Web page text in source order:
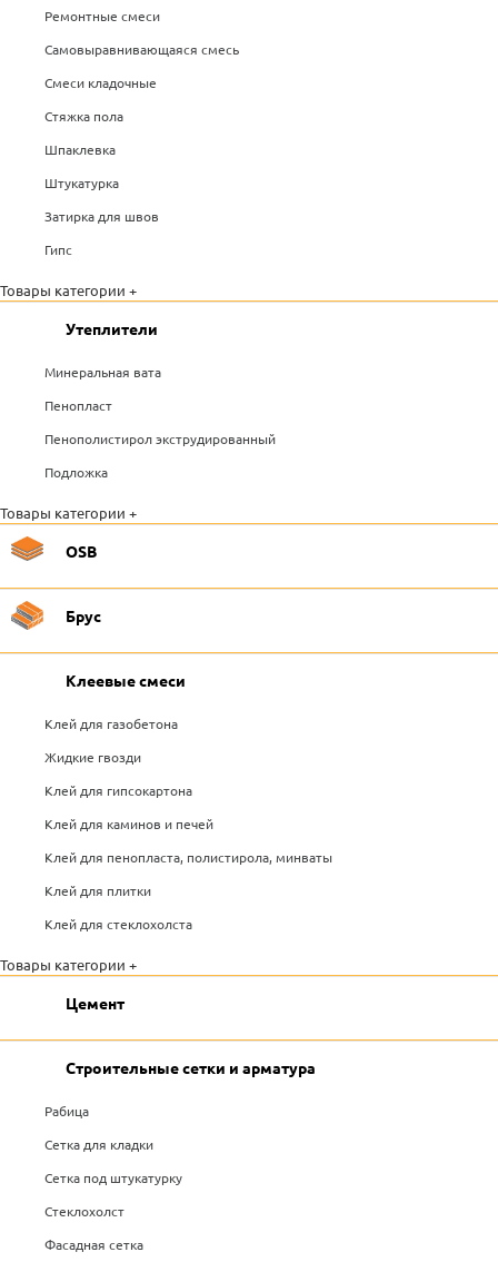
Ремонтные смеси
Самовыравнивающаяся смесь
Смеси кладочные
Стяжка пола
Шпаклевка
Штукатурка
Затирка для швов
Гипс
Товары категории +
Утеплители
Минеральная вата
Пенопласт
Пенополистирол экструдированный
Подложка
Товары категории +
OSB
Брус
Клеевые смеси
Клей для газобетона
Жидкие гвозди
Клей для гипсокартона
Клей для каминов и печей
Клей для пенопласта, полистирола, минваты
Клей для плитки
Клей для стеклохолста
Товары категории +
Цемент
Строительные сетки и арматура
Рабица
Сетка для кладки
Сетка под штукатурку
Стеклохолст
Фасадная сетка